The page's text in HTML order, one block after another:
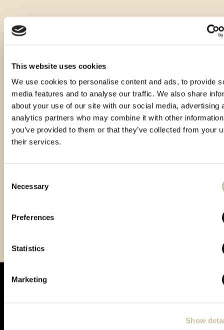
This website uses cookies
We use cookies to personalise content and ads, to provide
media features and to analyse our traffic. We also share
about your use of our site with our social media, advertising
analytics partners who may combine it with other
you’ve provided to them or that they’ve collected from your
their services.
Selection
Necessary
Preferences
Statistics
Marketing
Show
Vinistra 2021 – Gold